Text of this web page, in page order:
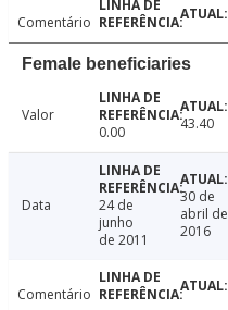
Comentário
Female beneficiaries
Valor
0.00
43.40
Data
24 de
junho
de 2011
30 de
abril de
2016
Comentário